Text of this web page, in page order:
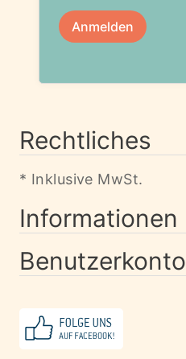
Rechtliches
* Inklusive MwSt.
Informationen
Benutzerkonto